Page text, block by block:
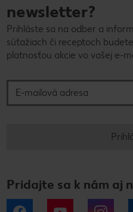
newsletter?
Prihláste sa na odber a
súťažiach či receptoch
platnosťou akcie vo vašej e-
Pridajte sa k nám aj